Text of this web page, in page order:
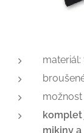
komplet
mikiny